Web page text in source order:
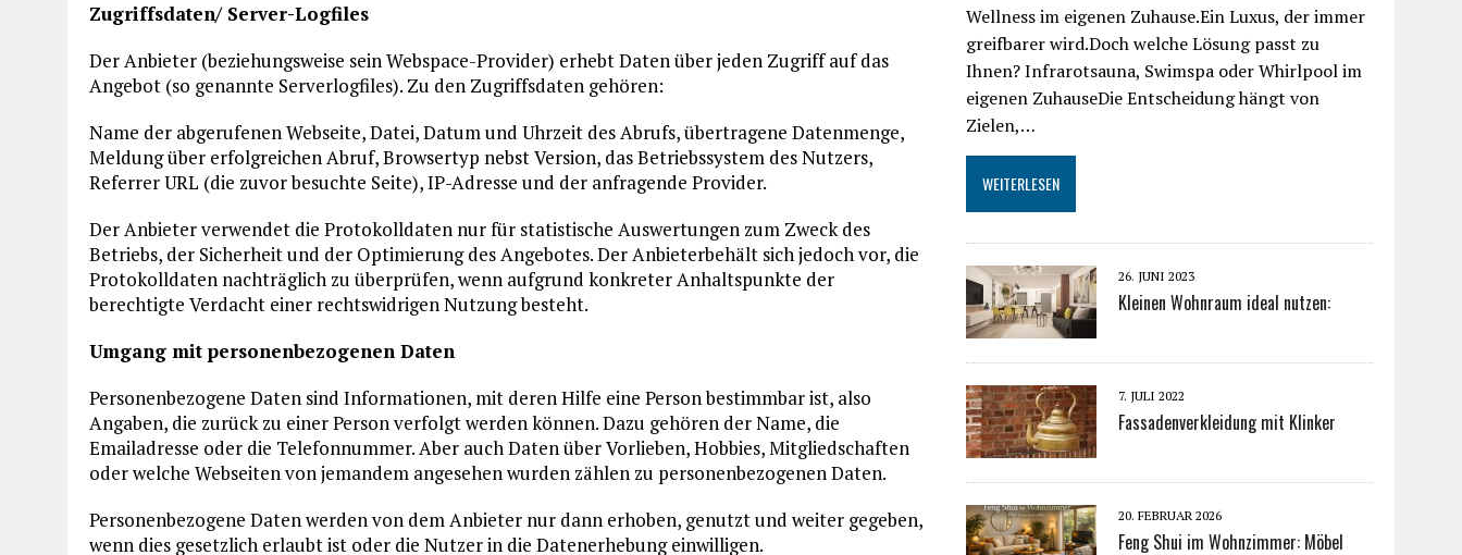
Zugriffsdaten/ Server-Logfiles
Der Anbieter (beziehungsweise sein Webspace-Provider) erhebt Daten über jeden Zugriff auf das
Angebot (so genannte Serverlogfiles). Zu den Zugriffsdaten gehören:
Name der abgerufenen Webseite, Datei, Datum und Uhrzeit des Abrufs, übertragene Datenmenge,
Meldung über erfolgreichen Abruf, Browsertyp nebst Version, das Betriebssystem des Nutzers,
Referrer URL (die zuvor besuchte Seite), IP-Adresse und der anfragende Provider.
Der Anbieter verwendet die Protokolldaten nur für statistische Auswertungen zum Zweck des
Betriebs, der Sicherheit und der Optimierung des Angebotes. Der Anbieterbehält sich jedoch vor, die
Protokolldaten nachträglich zu überprüfen, wenn aufgrund konkreter Anhaltspunkte der
berechtigte Verdacht einer rechtswidrigen Nutzung besteht.
Umgang mit personenbezogenen Daten
Personenbezogene Daten sind Informationen, mit deren Hilfe eine Person bestimmbar ist, also
Angaben, die zurück zu einer Person verfolgt werden können. Dazu gehören der Name, die
Emailadresse oder die Telefonnummer. Aber auch Daten über Vorlieben, Hobbies, Mitgliedschaften
oder welche Webseiten von jemandem angesehen wurden zählen zu personenbezogenen Daten.
Personenbezogene Daten werden von dem Anbieter nur dann erhoben, genutzt und weiter gegeben,
wenn dies gesetzlich erlaubt ist oder die Nutzer in die Datenerhebung einwilligen.
Wellness im eigenen Zuhause.Ein Luxus, der immer
greifbarer wird.Doch welche Lösung passt zu
Ihnen? Infrarotsauna, Swimspa oder Whirlpool im
eigenen ZuhauseDie Entscheidung hängt von
Zielen,…
WEITERLESEN
26. JUNI 2023
Kleinen Wohnraum ideal nutzen:
7. JULI 2022
Fassadenverkleidung mit Klinker
20. FEBRUAR 2026
Feng Shui im Wohnzimmer: Möbel